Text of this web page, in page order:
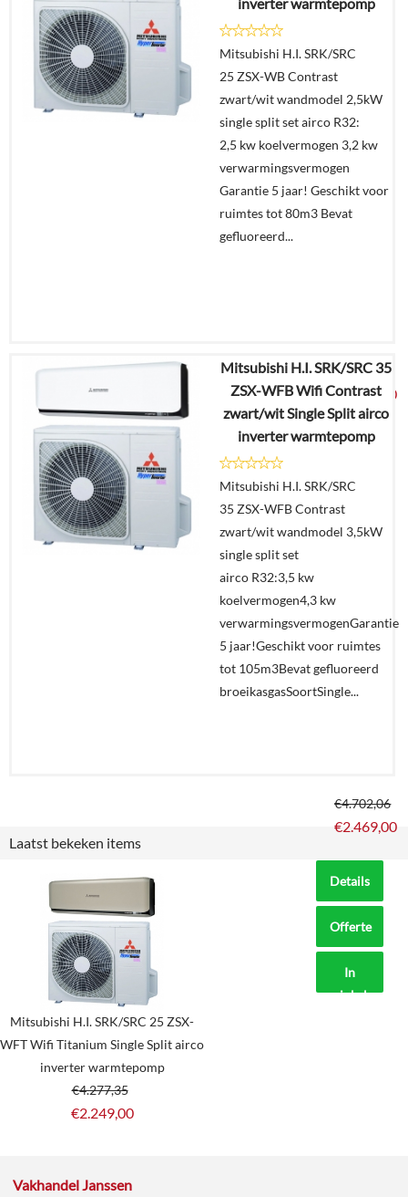
Details
Offerte
aanvragen?
In
winkelmand
Mitsubishi H.I. SRK/SRC
25 ZSX-WB Contrast
zwart/wit wandmodel 2,5kW
single split set airco R32:
2,5 kw koelvermogen 3,2 kw
verwarmingsvermogen
Garantie 5 jaar! Geschikt voor
ruimtes tot 80m3 Bevat
gefluoreerd...
€4.277,35
€2.249,00
Details
Offerte
aanvragen?
In
Mitsubishi H.I. SRK/SRC 35
ZSX-WFB Wifi Contrast
zwart/wit Single Split airco
inverter warmtepomp
Mitsubishi H.I. SRK/SRC
35 ZSX-WFB Contrast
zwart/wit wandmodel 3,5kW
single split set
airco R32:3,5 kw
koelvermogen4,3 kw
verwarmingsvermogenGarantie
5 jaar!Geschikt voor ruimtes
tot 105m3Bevat gefluoreerd
broeikasgasSoortSingle...
€4.702,06
€2.469,00
Details
Offerte
aanvragen?
In
winkelmand
Laatst bekeken items
Mitsubishi H.I. SRK/SRC 25 ZSX-
WFT Wifi Titanium Single Split airco
inverter warmtepomp
€4.277,35
€2.249,00
Vakhandel Janssen